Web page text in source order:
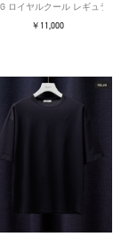
ツ
ロイヤルクール レギュラー
￥11,000